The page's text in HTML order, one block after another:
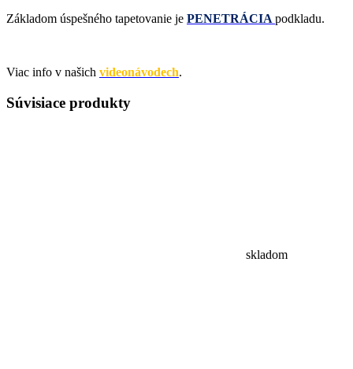
Základom úspešného tapetovanie je PENETRÁCIA podkladu.
Viac info v našich videonávodech.
Súvisiace produkty
skladom